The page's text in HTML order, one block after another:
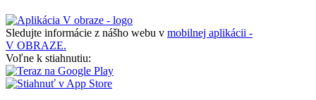
Sledujte informácie z nášho webu v mobilnej aplikácii -
V OBRAZE.
Voľne k stiahnutiu: